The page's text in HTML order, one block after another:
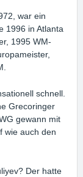
war ein
1996 in Atlanta
1995 WM-
schnell.
Grecoringer
gewann mit
wie auch den
Der hatte